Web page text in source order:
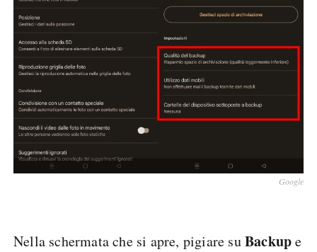
Google
Nella schermata che si apre, pigiare suBackupe